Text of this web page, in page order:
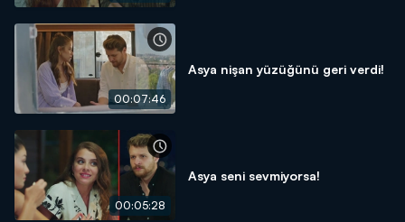
00:07:46
Asya nişan yüzüğünü geri verdi!
00:05:28
Asya seni sevmiyorsa!